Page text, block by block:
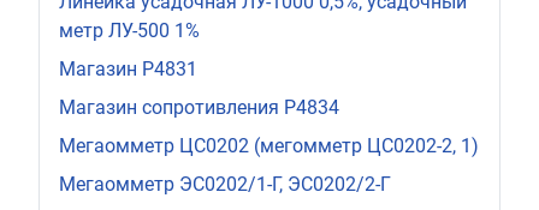
метр ЛУ-500 1%
Магазин Р4831
Магазин сопротивления Р4834
Мегаомметр ЦС0202 (мегомметр ЦС0202-2, 1)
Мегаомметр ЭС0202/1-Г, ЭС0202/2-Г